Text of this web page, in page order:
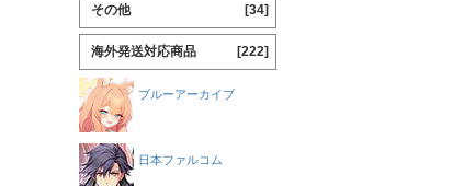
その他 [34]
海外発送対応商品 [222]
ブルーアーカイブ
日本ファルコム